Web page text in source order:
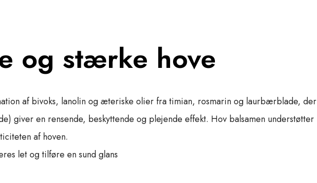
og stærke hove
af bivoks, lanolin og æteriske olier fra timian, rosmarin og laurbærblade, der
giver en rensende, beskyttende og plejende effekt. Hov balsamen understøtter
af hoven.
let og tilføre en sund glans